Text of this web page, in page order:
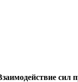
сил